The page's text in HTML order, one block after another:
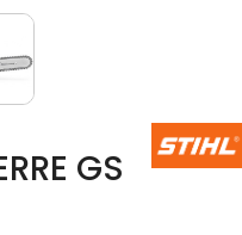
GS